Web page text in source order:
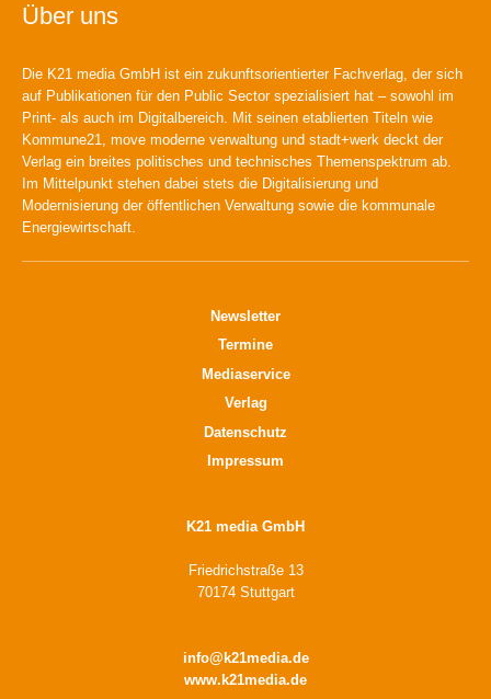
Über uns
Die K21 media GmbH ist ein zukunftsorientierter Fachverlag, der sich
auf Publikationen für den Public Sector spezialisiert hat – sowohl im
Print- als auch im Digitalbereich. Mit seinen etablierten Titeln wie
Kommune21, move moderne verwaltung und stadt+werk deckt der
Verlag ein breites politisches und technisches Themenspektrum ab.
Im Mittelpunkt stehen dabei stets die Digitalisierung und
Modernisierung der öffentlichen Verwaltung sowie die kommunale
Energiewirtschaft.
Newsletter
Termine
Mediaservice
Verlag
Datenschutz
Impressum
K21 media GmbH
Friedrichstraße 13
70174 Stuttgart
info@k21media.de
www.k21media.de